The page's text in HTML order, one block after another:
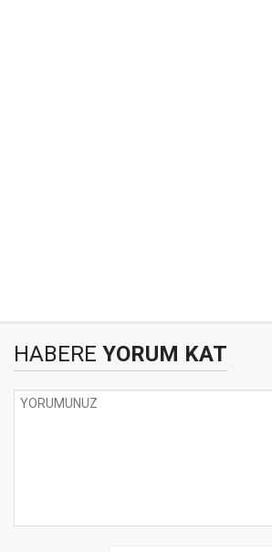
HABERE YORUM KAT